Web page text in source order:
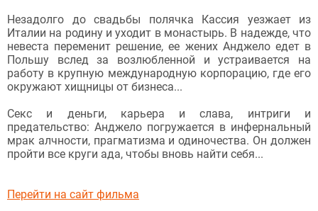
Незадолго до свадьбы полячка Кассия уезжает из
Италии на родину и уходит в монастырь. В надежде, что
невеста переменит решение, ее жених Анджело едет в
Польшу вслед за возлюбленной и устраивается на
работу в крупную международную корпорацию, где его
окружают хищницы от бизнеса...
Секс и деньги, карьера и слава, интриги и
предательство: Анджело погружается в инфернальный
мрак алчности, прагматизма и одиночества. Он должен
пройти все круги ада, чтобы вновь найти себя...
Перейти на сайт фильма